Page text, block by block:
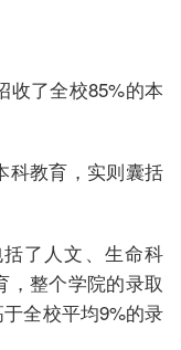
收了全校85%的本
科教育，实则囊括
了人文、生命科
，整个学院的录取
全校平均9%的录